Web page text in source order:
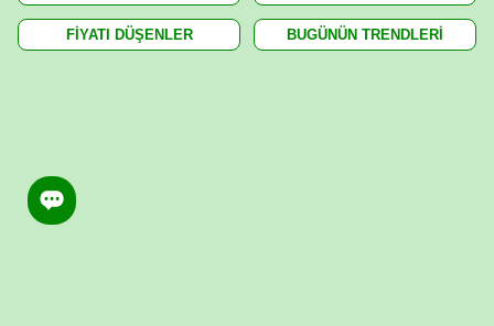
FİYATI DÜŞENLER BUGÜNÜN TRENDLERİ